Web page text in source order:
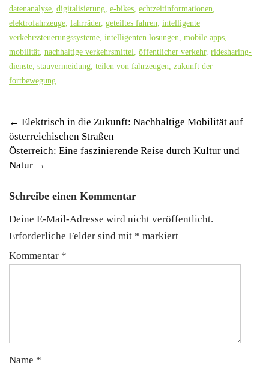
datenanalyse digitalisierung e-bikes echtzeitinformationen
elektrofahrzeuge fahrräder, geteiltes fahren intelligente
verkehrssteuerungssysteme intelligenten lösungen mobile apps
mobilität nachhaltige verkehrsmittel öffentlicher verkehr, ridesharing-
dienste stauvermeidung teilen von fahrzeugen zukunft der
fortbewegung
Post
navigation
← Elektrisch in die Zukunft: Nachhaltige Mobilität auf
österreichischen Straßen
Österreich: Eine faszinierende Reise durch Kultur und
Natur →
Schreibe einen Kommentar
Deine E-Mail-Adresse wird nicht veröffentlicht.
Erforderliche Felder sind mit * markiert
Kommentar *
Name *